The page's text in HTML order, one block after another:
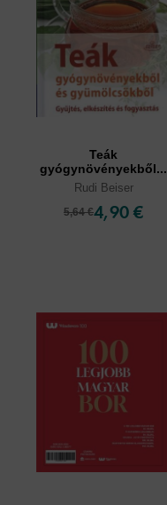
Teák
gyógynövényekből...
Rudi Beiser
5,64 €4,90 €